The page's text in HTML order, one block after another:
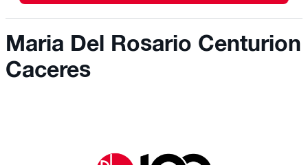
Maria Del Rosario Centurion
Caceres